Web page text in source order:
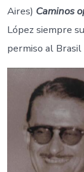
Aires) Caminos
López siempre
permiso al